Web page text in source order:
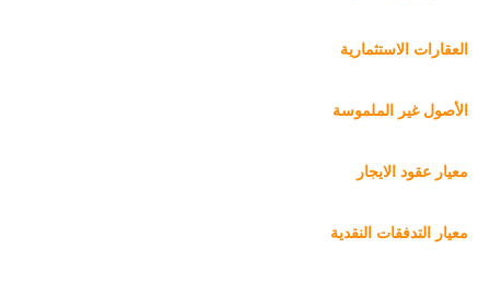
العقارات الاستثمارية
الأصول غير الملموسة
معيار عقود الايجار
معيار التدفقات النقدية